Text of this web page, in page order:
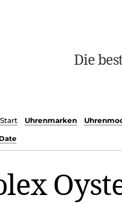
Die
Start
Uhrenmarken